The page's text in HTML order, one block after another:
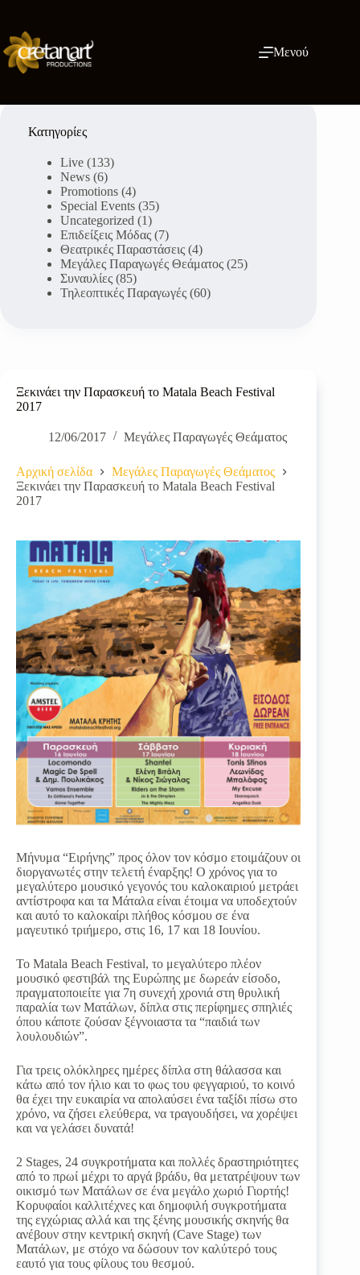
περιεχόμενο
Μενού
Ξεκινάει την Παρασκευή το Matala Beach Festival
2017
12/06/2017 Μεγάλες Παραγωγές Θεάματος
Αρχική σελίδα
Μεγάλες Παραγωγές Θεάματος
Ξεκινάει την Παρασκευή το Matala Beach Festival
2017
Μήνυμα “Ειρήνης” προς όλον τον κόσμο ετοιμάζουν οι
διοργανωτές στην τελετή έναρξης! Ο χρόνος για το
μεγαλύτερο μουσικό γεγονός του καλοκαιριού μετράει
αντίστροφα και τα Μάταλα είναι έτοιμα να υποδεχτούν
και αυτό το καλοκαίρι πλήθος κόσμου σε ένα
μαγευτικό τριήμερο, στις 16, 17 και 18 Ιουνίου.
To Matala Beach Festival, το μεγαλύτερο πλέον
μουσικό φεστιβάλ της Ευρώπης με δωρεάν είσοδο,
πραγματοποιείτε για 7η συνεχή χρονιά στη θρυλική
παραλία των Ματάλων, δίπλα στις περίφημες σπηλιές
όπου κάποτε ζούσαν ξέγνοιαστα τα “παιδιά των
λουλουδιών”.
Για τρεις ολόκληρες ημέρες δίπλα στη θάλασσα και
κάτω από τον ήλιο και το φως του φεγγαριού, το κοινό
θα έχει την ευκαιρία να απολαύσει ένα ταξίδι πίσω στο
χρόνο, να ζήσει ελεύθερα, να τραγουδήσει, να χορέψει
και να γελάσει δυνατά!
2 Stages, 24 συγκροτήματα και πολλές δραστηριότητες
από το πρωί μέχρι το αργά βράδυ, θα μετατρέψουν των
οικισμό των Ματάλων σε ένα μεγάλο χωριό Γιορτής!
Κορυφαίοι καλλιτέχνες και δημοφιλή συγκροτήματα
της εγχώριας αλλά και της ξένης μουσικής σκηνής θα
ανέβουν στην κεντρική σκηνή (Cave Stage) των
Ματάλων, με στόχο να δώσουν τον καλύτερό τους
εαυτό για τους φίλους του θεσμού.
Κατηγορίες
Live (133)
News (6)
Promotions (4)
Special Events (35)
Uncategorized (1)
Επιδείξεις Μόδας (7)
Θεατρικές Παραστάσεις (4)
Μεγάλες Παραγωγές Θεάματος (25)
Συναυλίες (85)
Τηλεοπτικές Παραγωγές (60)